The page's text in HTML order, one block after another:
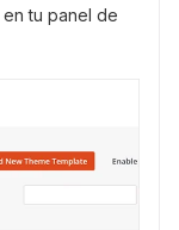
en tu panel de